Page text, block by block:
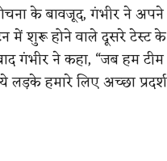
के बावजूद, गंभीर ने
में शुरू होने वाले दूसरे टेस्ट के
गंभीर ने कहा, “जब हम
लड़के हमारे लिए अच्छा